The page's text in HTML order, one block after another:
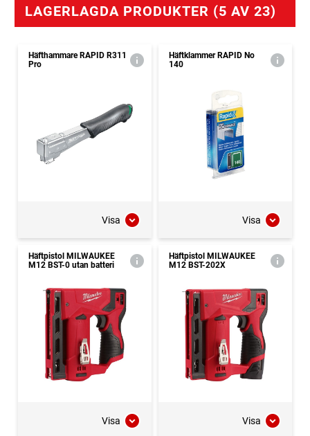
LAGERLAGDA PRODUKTER (5 AV 23)
Häfthammare RAPID R311
Pro
Visa
Häftklammer RAPID No
140
Visa
Häftpistol MILWAUKEE
M12 BST-0 utan batteri
Visa
Häftpistol MILWAUKEE
M12 BST-202X
Visa